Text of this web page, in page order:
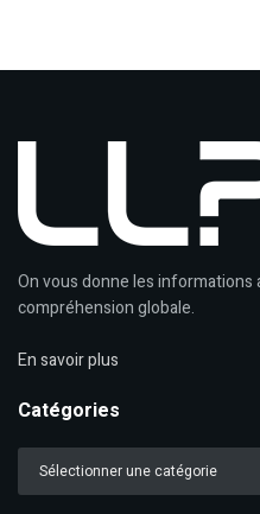
On vous donne les
compréhension globale.
En savoir plus
Catégories
Catégories